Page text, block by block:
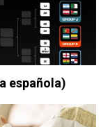
española)